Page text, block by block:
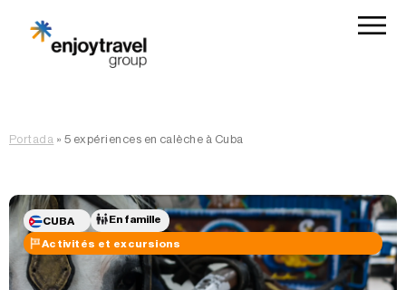
Portada » 5 expériences en calèche à Cuba
CUBA En famille
Activités et excursions